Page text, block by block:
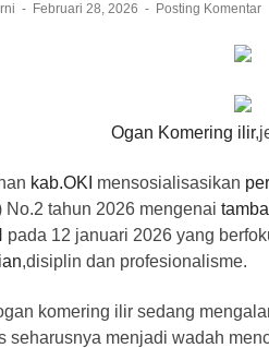
Februari 28, 2026 Posting Komentar
Ogan Komering ilir
kab.OKI mensosialisasikan
No.2 tahun 2026 mengenai
pada 12 januari 2026 yang
,disiplin dan profesionalisme.
komering ilir sedang
seharusnya menjadi wadah